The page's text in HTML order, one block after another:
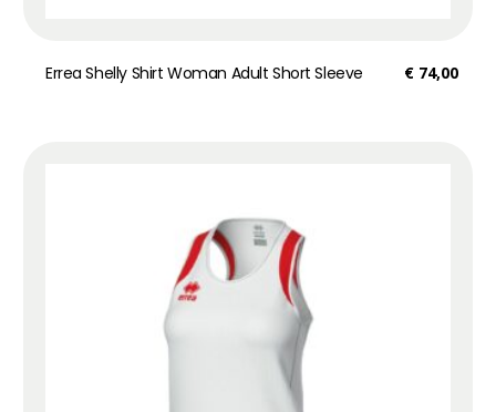
Errea Shelly Shirt Woman Adult Short Sleeve €74,00